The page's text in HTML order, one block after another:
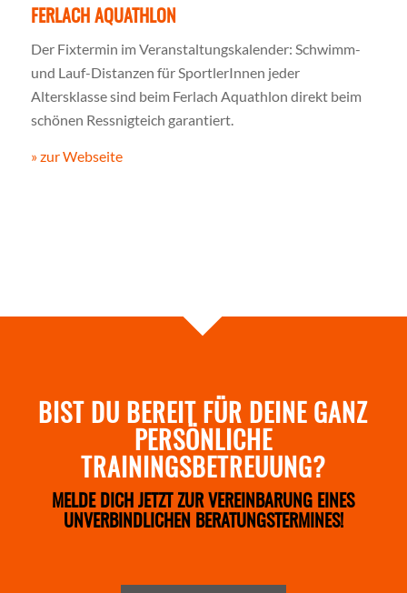
FERLACH AQUATHLON
Der Fixtermin im Veranstaltungskalender: Schwimm-
und Lauf-Distanzen für SportlerInnen jeder
Altersklasse sind beim Ferlach Aquathlon direkt beim
schönen Ressnigteich garantiert.
» zur Webseite
BIST DU BEREIT FÜR DEINE GANZ
PERSÖNLICHE
TRAININGSBETREUUNG?
MELDE DICH JETZT ZUR VEREINBARUNG EINES
UNVERBINDLICHEN BERATUNGSTERMINES!